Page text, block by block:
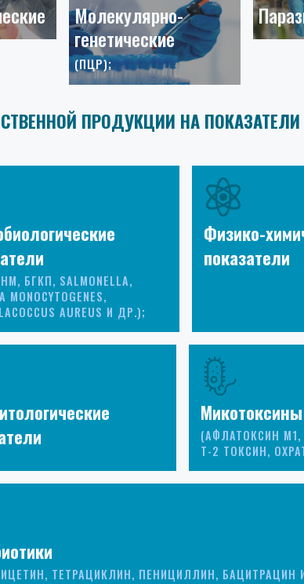
Молекулярно-
генетические
(ПЦР);
ПРОДУКЦИИ НА ПОКАЗАТЕЛИ
БГКП, SALMONELLA,
MONOCYTOGENES,
AUREUS И ДР.);
Физико-
показатели
Микотоксины
(АФЛАТОКСИН
Т-2 ТОКСИН,
ТЕТРАЦИКЛИН, ПЕНИЦИЛЛИН, БАЦИТРАЦИН